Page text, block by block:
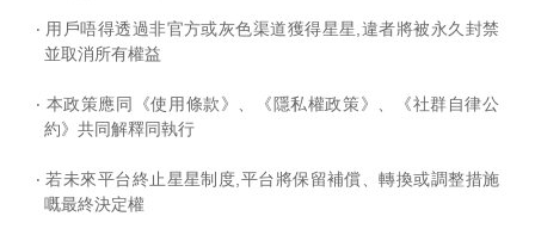
‧ 用戶唔得透過非官方或灰色渠道獲得星星,違者將被永久封禁
並取消所有權益
‧ 本政策應同《使用條款》、《隱私權政策》、《社群自律公
約》共同解釋同執行
‧ 若未來平台終止星星制度,平台將保留補償、轉換或調整措施
嘅最終決定權